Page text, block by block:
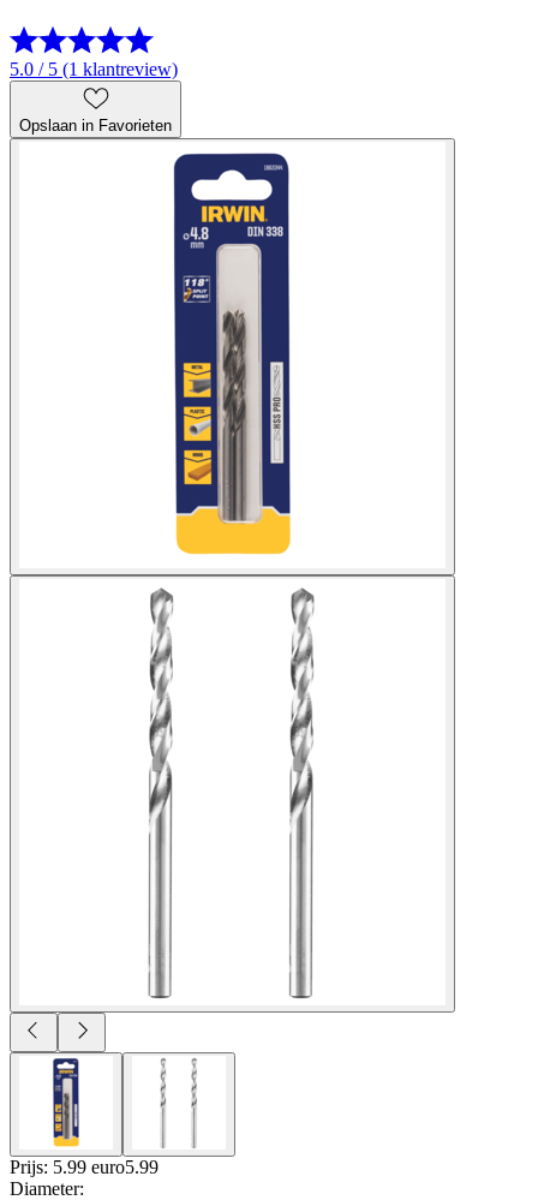
5.0 / 5 (1 klantreview)
Opslaan in Favorieten
Prijs: 5.99 euro5.99
Diameter: